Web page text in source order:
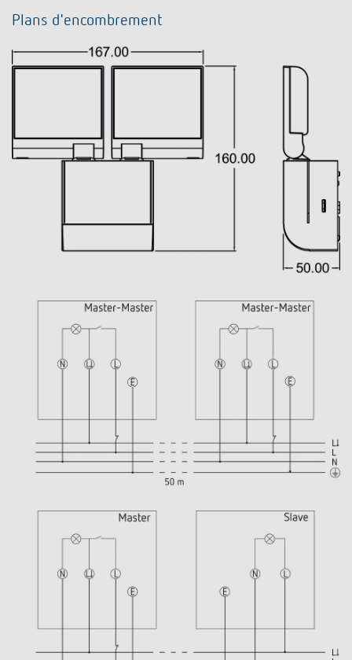
Plans d'encombrement